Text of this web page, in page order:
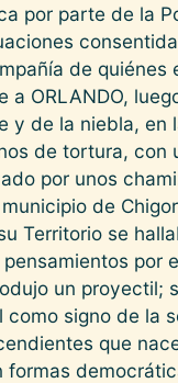
por parte de la
de
ORLANDO,
de la niebla, en
de tortura,
por unos
de
Territorio se
por
un proyectil;
signo de la
que